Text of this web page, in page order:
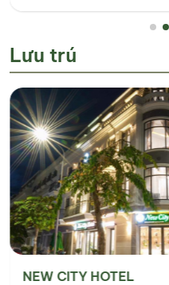
Lưu trú
NEW CITY HOTEL